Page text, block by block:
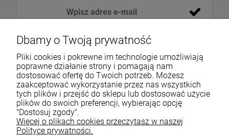
VOICESHOP.PL
ZAKUPY
Dbamy o Twoją prywatność
Pliki cookies i pokrewne im technologie umożliwiają
poprawne działanie strony i pomagają nam
dostosować ofertę do Twoich potrzeb. Możesz
zaakceptować wykorzystanie przez nas wszystkich
tych plików i przejść do sklepu lub dostosować użycie
plików do swoich preferencji, wybierając opcję
"Dostosuj zgody".
Więcej o plikach cookies przeczytasz w naszej
Polityce prywatności.